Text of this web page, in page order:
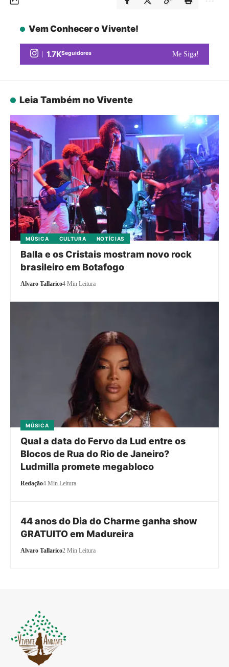
Vem Conhecer o Vivente!
1.7KSeguidores Me Siga!
Leia Também no Vivente
MÚSICA CULTURA NOTÍCIAS
Balla e os Cristais mostram novo rock
brasileiro em Botafogo
Alvaro Tallarico4 Min Leitura
MÚSICA
Qual a data do Fervo da Lud entre os
Blocos de Rua do Rio de Janeiro?
Ludmilla promete megabloco
Redação4 Min Leitura
44 anos do Dia do Charme ganha show
GRATUITO em Madureira
Alvaro Tallarico2 Min Leitura